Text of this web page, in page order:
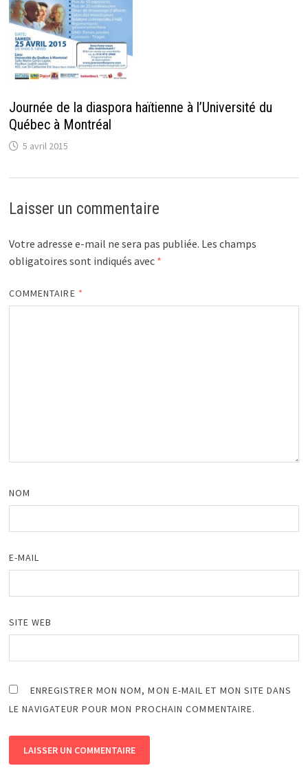
Journée de la diaspora haïtienne à l’Université du
Québec à Montréal
5 avril 2015
Laisser un commentaire
Votre adresse e-mail ne sera pas publiée. Les champs
obligatoires sont indiqués avec *
COMMENTAIRE *
NOM
E-MAIL
SITE WEB
ENREGISTRER MON NOM, MON E-MAIL ET MON SITE DANS
LE NAVIGATEUR POUR MON PROCHAIN COMMENTAIRE.